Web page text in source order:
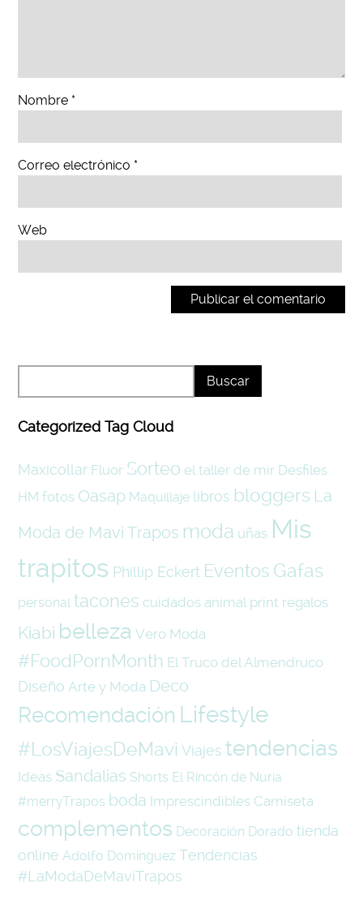
Nombre *
Correo electrónico *
Web
Categorized Tag Cloud
Maxicollar Fluor Sorteo el taller de mir Desfiles
HM fotos Oasap Maquillaje libros bloggers La
Moda de Mavi Trapos moda uñas Mis
trapitos Phillip Eckert Eventos Gafas
personal tacones cuidados animal print regalos
Kiabi belleza Vero Moda
#FoodPornMonth El Truco del Almendruco
Diseño Arte y Moda Deco
Recomendación Lifestyle
#LosViajesDeMavi Viajes tendencias
Ideas Sandalias Shorts El Rincón de Nuria
#merryTrapos boda Imprescindibles Camiseta
complementos Decoración Dorado tienda
online Adolfo Domínguez Tendencias
#LaModaDeMaviTrapos